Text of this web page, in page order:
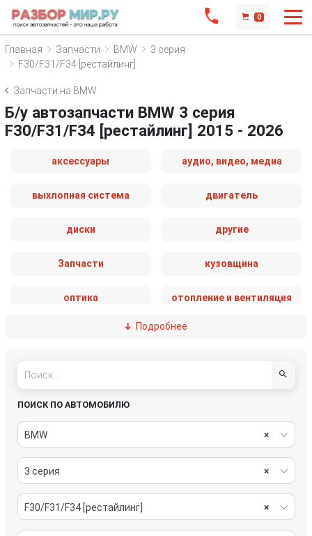
0
Главная Запчасти BMW
3 серия
F30/F31/F34 [рестайлинг]
Запчасти на BMW
Б/у автозапчасти BMW 3 серия
F30/F31/F34 [рестайлинг] 2015 - 2026
аксессуары аудио, видео, медиа
выхлопная система двигатель
диски другие
Запчасти кузовщина
оптика отопление и вентиляция
пассивная безопасность
система охлаждения
стеклоочистители
топливная система тормозная система
трансмиссия
Подробнее
ПОИСК ПО АВТОМОБИЛЮ
×
BMW
×
3 серия
×
F30/F31/F34 [рестайлинг]